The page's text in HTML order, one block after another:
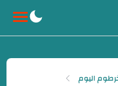
اليوم